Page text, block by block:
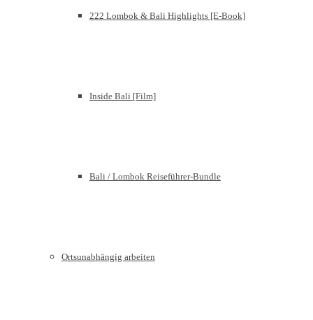
222 Lombok & Bali Highlights [E-Book]
Inside Bali [Film]
Bali / Lombok Reiseführer-Bundle
Ortsunabhängig arbeiten